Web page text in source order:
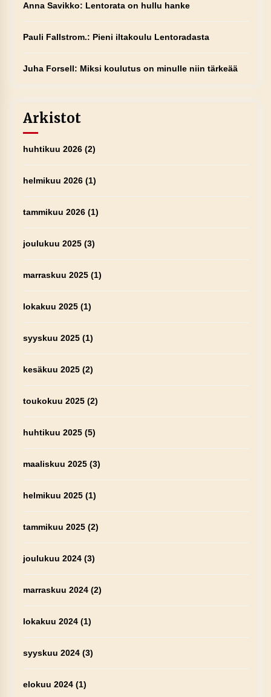
Anna Savikko: Lentorata on hullu hanke
Pauli Fallstrom.: Pieni iltakoulu Lentoradasta
Juha Forsell: Miksi koulutus on minulle niin tärkeää
Arkistot
huhtikuu 2026(2)
helmikuu 2026(1)
tammikuu 2026(1)
joulukuu 2025(3)
marraskuu 2025(1)
lokakuu 2025(1)
syyskuu 2025(1)
kesäkuu 2025(2)
toukokuu 2025(2)
huhtikuu 2025(5)
maaliskuu 2025(3)
helmikuu 2025(1)
tammikuu 2025(2)
joulukuu 2024(3)
marraskuu 2024(2)
lokakuu 2024(1)
syyskuu 2024(3)
elokuu 2024(1)